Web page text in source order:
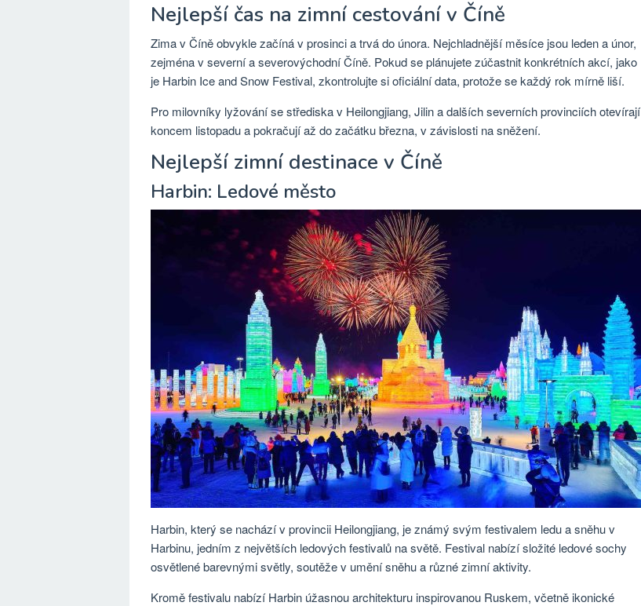
Nejlepší čas na zimní cestování v Číně
Zima v Číně obvykle začíná v prosinci a trvá do února. Nejchladnější měsíce jsou leden a únor,
zejména v severní a severovýchodní Číně. Pokud se plánujete zúčastnit konkrétních akcí, jako
je Harbin Ice and Snow Festival, zkontrolujte si oficiální data, protože se každý rok mírně liší.
Pro milovníky lyžování se střediska v Heilongjiang, Jilin a dalších severních provinciích otevírají
koncem listopadu a pokračují až do začátku března, v závislosti na sněžení.
Nejlepší zimní destinace v Číně
Harbin: Ledové město
Harbin, který se nachází v provincii Heilongjiang, je známý svým festivalem ledu a sněhu v
Harbinu, jedním z největších ledových festivalů na světě. Festival nabízí složité ledové sochy
osvětlené barevnými světly, soutěže v umění sněhu a různé zimní aktivity.
Kromě festivalu nabízí Harbin úžasnou architekturu inspirovanou Ruskem, včetně ikonické